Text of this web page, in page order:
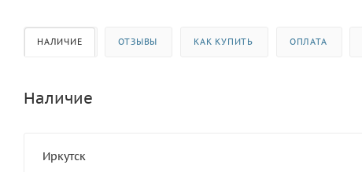
НАЛИЧИЕ ОТЗЫВЫ КАК КУПИТЬ ОПЛАТА
Наличие
Иркутск